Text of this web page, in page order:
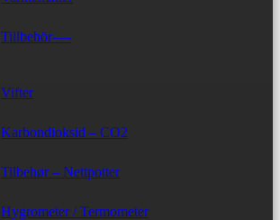
Tillbehör—-
Vifter
Karbondioksid – CO2
Tilbehør – Nettpotter
Hygrometer / Termometer